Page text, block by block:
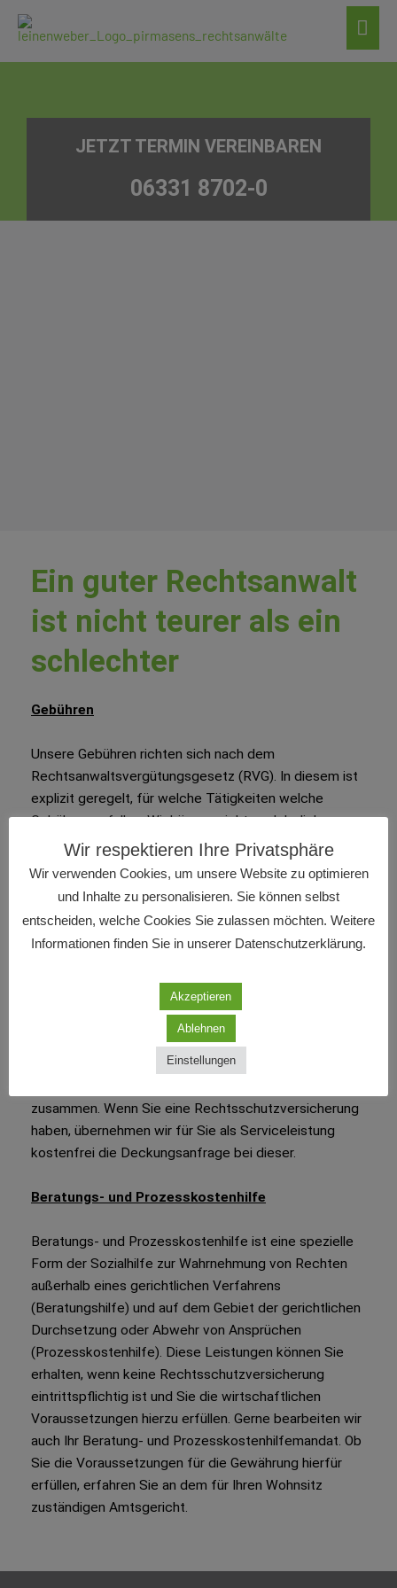
Zum
Inhalt
JETZT TERMIN VEREINBAREN
06331 8702-0
Ein guter Rechtsanwalt
ist nicht teurer als ein
schlechter
Gebühren
Unsere Gebühren richten sich nach dem
Rechtsanwaltsvergütungsgesetz (RVG). In diesem ist
explizit geregelt, für welche Tätigkeiten welche
Gebühren anfallen. Wir können nicht nach belieben
Gebühren verlangen.
Auch die Gerichtskosten richten sich regelmäßig nach
Unterliegenden getragen werden.
Rechtsschutzversicherung
zusammen. Wenn Sie eine Rechtsschutzversicherung
haben, übernehmen wir für Sie als Serviceleistung
kostenfrei die Deckungsanfrage bei dieser.
Beratungs- und Prozesskostenhilfe
Beratungs- und Prozesskostenhilfe ist eine spezielle
Form der Sozialhilfe zur Wahrnehmung von Rechten
außerhalb eines gerichtlichen Verfahrens
(Beratungshilfe) und auf dem Gebiet der gerichtlichen
Durchsetzung oder Abwehr von Ansprüchen
(Prozesskostenhilfe). Diese Leistungen können Sie
erhalten, wenn keine Rechtsschutzversicherung
eintrittspflichtig ist und Sie die wirtschaftlichen
Voraussetzungen hierzu erfüllen. Gerne bearbeiten wir
auch Ihr Beratung- und Prozesskostenhilfemandat. Ob
Sie die Voraussetzungen für die Gewährung hierfür
erfüllen, erfahren Sie an dem für Ihren Wohnsitz
zuständigen Amtsgericht.
Wir respektieren Ihre Privatsphäre
Wir verwenden Cookies, um unsere Website zu optimieren
und Inhalte zu personalisieren. Sie können selbst
entscheiden, welche Cookies Sie zulassen möchten. Weitere
Informationen finden Sie in unserer Datenschutzerklärung.
Akzeptieren
Ablehnen
Einstellungen